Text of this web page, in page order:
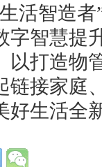
智造者”
字智慧提
以打造物
链接家庭
好生活全